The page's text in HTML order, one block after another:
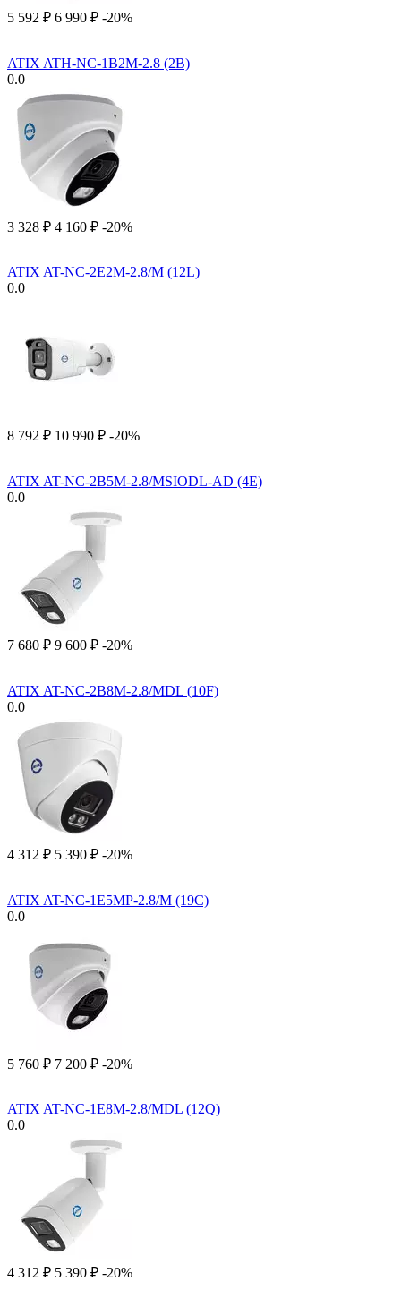
5 592 ₽ 6 990 ₽ -20%
ATIX ATH-NC-1B2M-2.8 (2B)
0.0
3 328 ₽ 4 160 ₽ -20%
ATIX AT-NC-2E2M-2.8/M (12L)
0.0
8 792 ₽ 10 990 ₽ -20%
ATIX AT-NC-2B5M-2.8/MSIODL-AD (4E)
0.0
7 680 ₽ 9 600 ₽ -20%
ATIX AT-NC-2B8M-2.8/MDL (10F)
0.0
4 312 ₽ 5 390 ₽ -20%
ATIX AT-NC-1E5MP-2.8/M (19C)
0.0
5 760 ₽ 7 200 ₽ -20%
ATIX AT-NC-1E8M-2.8/MDL (12Q)
0.0
4 312 ₽ 5 390 ₽ -20%